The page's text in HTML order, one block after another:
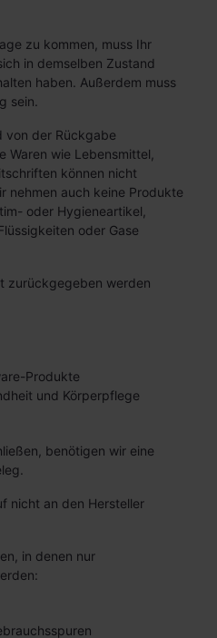
zu kommen, muss Ihr
in demselben Zustand
haben. Außerdem muss
sein.
von der Rückgabe
Waren wie Lebensmittel,
können nicht
nehmen auch keine Produkte
oder Hygieneartikel,
oder Gase
zurückgegeben werden
Produkte
und Körperpflege
benötigen wir eine
nicht an den Hersteller
in denen nur